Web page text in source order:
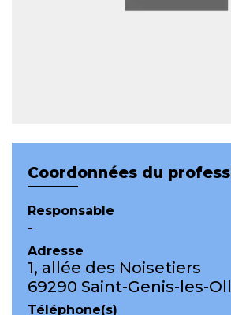
Coordonnées du
Responsable
-
Adresse
1, allée des Noisetiers
69290 Saint-Genis-les-
Téléphone(s)